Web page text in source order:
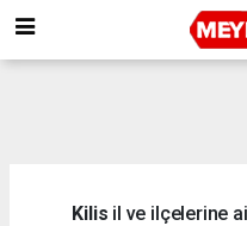
Kilis il ve ilçelerine